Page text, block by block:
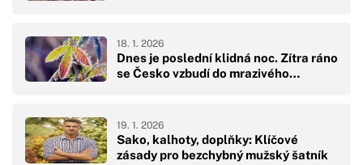
Dnes je poslední klidná noc. Zítra ráno
se Česko vzbudí do mrazivého…
18. 1. 2026
Sako, kalhoty, doplňky: Klíčové
zásady pro bezchybný mužský šatník
19. 1. 2026